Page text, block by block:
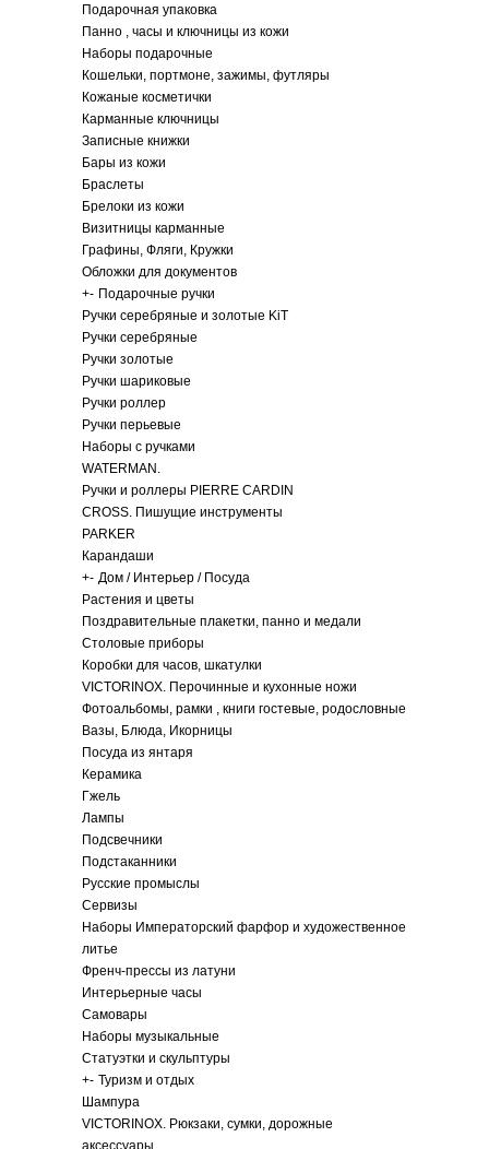
Подарочная упаковка
Панно , часы и ключницы из кожи
Наборы подарочные
Кошельки, портмоне, зажимы, футляры
Кожаные косметички
Карманные ключницы
Записные книжки
Бары из кожи
Браслеты
Брелоки из кожи
Визитницы карманные
Графины, Фляги, Кружки
Обложки для документов
+- Подарочные ручки
Ручки серебряные и золотые KiT
Ручки серебряные
Ручки золотые
Ручки шариковые
Ручки роллер
Ручки перьевые
Наборы с ручками
WATERMAN.
Ручки и роллеры PIERRE CARDIN
CROSS. Пишущие инструменты
PARKER
Карандаши
+- Дом / Интерьер / Посуда
Растения и цветы
Поздравительные плакетки, панно и медали
Столовые приборы
Коробки для часов, шкатулки
VICTORINOX. Перочинные и кухонные ножи
Фотоальбомы, рамки , книги гостевые, родословные
Вазы, Блюда, Икорницы
Посуда из янтаря
Керамика
Гжель
Лампы
Подсвечники
Подстаканники
Русские промыслы
Сервизы
Наборы Императорский фарфор и художественное
литье
Френч-прессы из латуни
Интерьерные часы
Самовары
Наборы музыкальные
Статуэтки и скульптуры
+- Туризм и отдых
Шампура
VICTORINOX. Рюкзаки, сумки, дорожные
аксессуары